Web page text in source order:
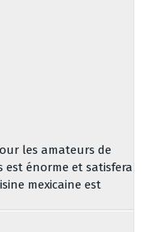
les amateurs de
est énorme et satisfera
mexicaine est